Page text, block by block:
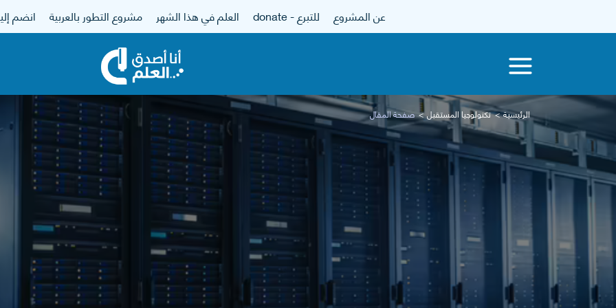
عن المشروع للتبرع - donate العلم في هذا الشهر مشروع التطور بالعربية انضم
الرئيسية تكنولوجيا المستقبل صفحة المقال